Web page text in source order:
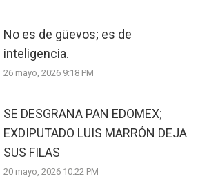
No es de güevos; es de
inteligencia.
26 mayo, 2026 9:18 PM
SE DESGRANA PAN EDOMEX;
EXDIPUTADO LUIS MARRÓN DEJA
SUS FILAS
20 mayo, 2026 10:22 PM